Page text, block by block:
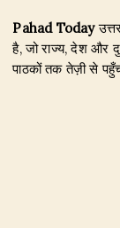
Pahad Today
है, जो राज्य, देश और
पाठकों तक तेज़ी से